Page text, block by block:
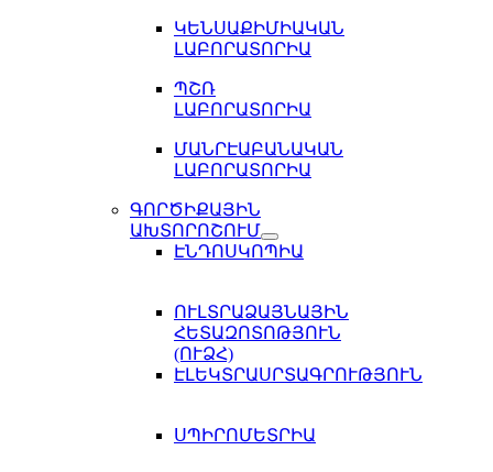
ԿԵՆՍԱՔԻՄԻԱԿԱՆ
ԼԱԲՈՐԱՏՈՐԻԱ
ՊՇՌ
ԼԱԲՈՐԱՏՈՐԻԱ
ՄԱՆՐԷԱԲԱՆԱԿԱՆ
ԼԱԲՈՐԱՏՈՐԻԱ
ԳՈՐԾԻՔԱՅԻՆ
ԱԽՏՈՐՈՇՈՒՄ
ԷՆԴՈՍԿՈՊԻԱ
ՈՒԼՏՐԱՁԱՅՆԱՅԻՆ
ՀԵՏԱԶՈՏՈԹՅՈՒՆ
(ՈՒՁՀ)
ԷԼԵԿՏՐԱՍՐՏԱԳՐՈՒԹՅՈՒՆ
ՍՊԻՐՈՄԵՏՐԻԱ